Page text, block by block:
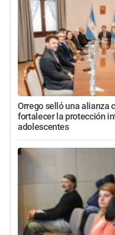
Orrego selló una alianza
fortalecer la protección
adolescentes